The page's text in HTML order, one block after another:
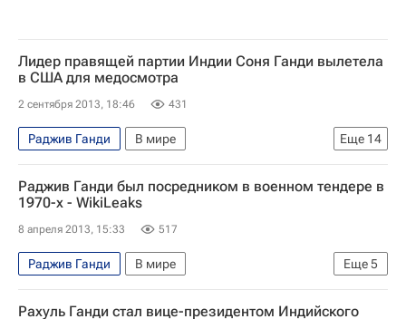
Лидер правящей партии Индии Соня Ганди вылетела
в США для медосмотра
2 сентября 2013, 18:46 431
Еще 14
Раджив Ганди
В мире
Кембридж (Массачусетс)
Индия
Италия
США
Европа Америка
Азия
Массачусетс
Весь мир
Соня Ганди
Индийский национальный конгресс
Конгресс США
Раджив Ганди был посредником в военном тендере в
1970-х - WikiLeaks
8 апреля 2013, 15:33 517
Еще5
Раджив Ганди
В мире
WikiLeaks опубликовал новые документы
Рахуль Ганди стал вице-президентом Индийского